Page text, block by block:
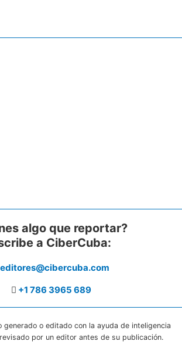
algo que reportar?
a CiberCuba:
editores@cibercuba.com
+1 786 3965 689
generado o editado con la ayuda de inteligencia
por un editor antes de su publicación.